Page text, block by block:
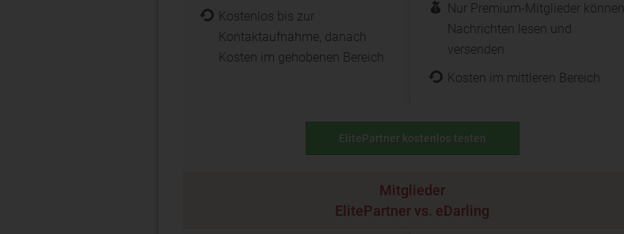
Kostenlos bis zur
Kontaktaufnahme, danach
Kosten im gehobenen Bereich
Nur Premium-Mitglieder können
Nachrichten lesen und
versenden
Kosten im mittleren Bereich
ElitePartner kostenlos testen
Mitglieder
ElitePartner vs. eDarling